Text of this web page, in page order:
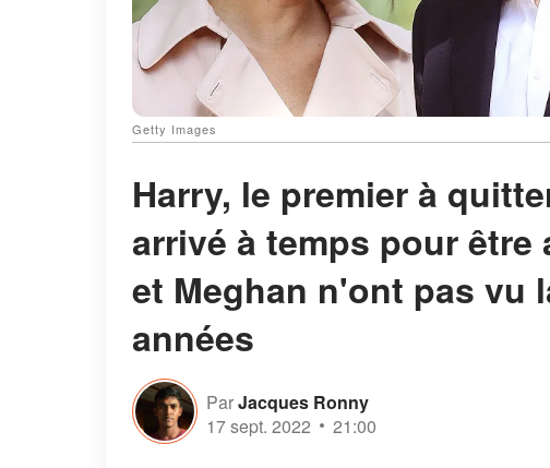
Getty Images
Harry, le premier à
arrivé à temps pour être
et Meghan n'ont pas vu
années
ParJacques Ronny
17 sept. 2022
21:00